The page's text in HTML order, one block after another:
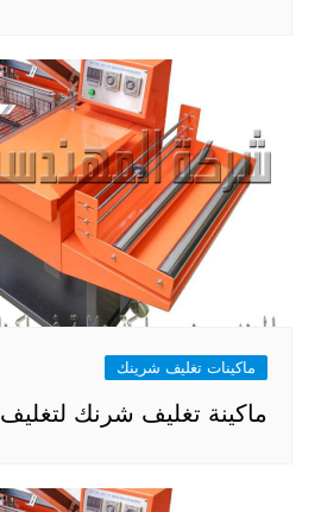
ماكينات تغليف شرينك
ماكينة تغليف شرنك